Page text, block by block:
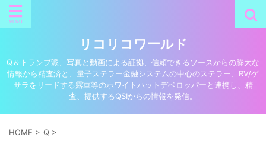
リコリコワールド
Q＆トランプ派、写真と動画による証拠、信頼できるソースからの膨大な
情報から精査済と、量子ステラー金融システムの中心のステラー、RV/ゲ
サラをリードする露軍等のホワイトハットデベロッパーと連携し、精
査、提供するQSIからの情報を発信。
HOME > Q >